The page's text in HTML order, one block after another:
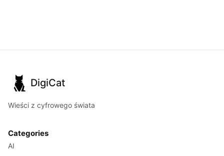
DigiCat
Wieści z cyfrowego świata
Categories
AI